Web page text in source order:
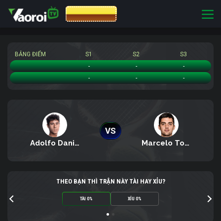
CƯỢC 8XBET
BẢNG ĐIỂM S1 S2
S3
Adolfo Daniel Vallejo
- -
-
Marcelo Tomas Barrios Vera
- - -
Adolfo Daniel Vallejo
VS
Marcelo Tomas Barrios Vera
THEO BẠN THÌ TRẬN NÀY TÀI HAY XỈU?
TÀI 0% XỈU 0%